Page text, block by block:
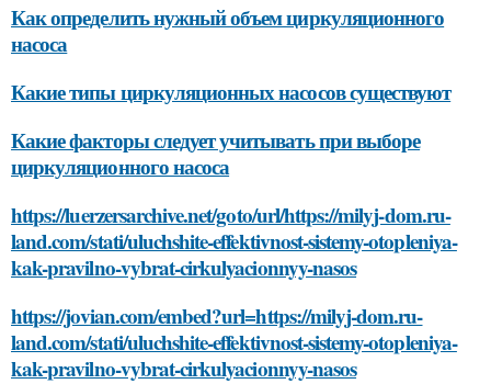
Как определить нужный объем циркуляционного
насоса
Какие типы циркуляционных насосов существуют
Какие факторы следует учитывать при выборе
циркуляционного насоса
https://luerzersarchive.net/goto/url/https://milyj-dom.ru-
land.com/stati/uluchshite-effektivnost-sistemy-otopleniya-
kak-pravilno-vybrat-cirkulyacionnyy-nasos
https://jovian.com/embed?url=https://milyj-dom.ru-
land.com/stati/uluchshite-effektivnost-sistemy-otopleniya-
kak-pravilno-vybrat-cirkulyacionnyy-nasos